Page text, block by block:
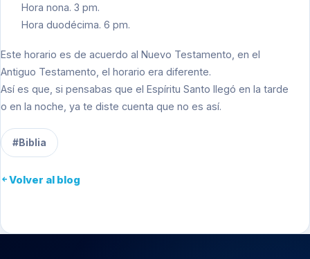
Hora nona. 3 pm.
Hora duodécima. 6 pm.
Este horario es de acuerdo al Nuevo Testamento, en el
Antiguo Testamento, el horario era diferente.
Así es que, si pensabas que el Espíritu Santo llegó en la tarde
o en la noche, ya te diste cuenta que no es así.
#Biblia
Volver al blog